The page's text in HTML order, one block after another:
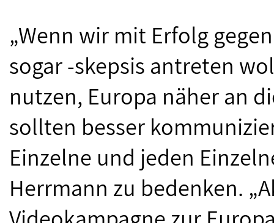
„Wenn wir mit Erfolg
sogar -skepsis antreten
nutzen, Europa näher an
sollten besser
Einzelne und jeden
Herrmann zu bedenken.